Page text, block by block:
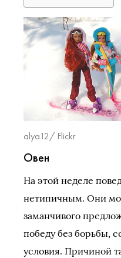
alya12/ Flickr
Овен
На этой неделе
нетипичным. Они
заманчивого
победу без борьбы,
условия. Причиной